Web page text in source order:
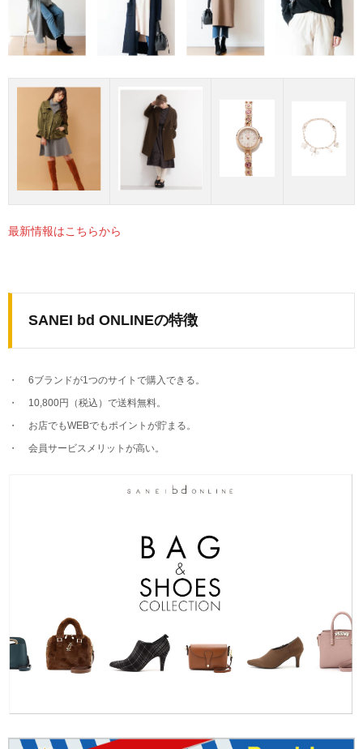
最新情報はこちらから
SANEI bd ONLINEの特徴
6ブランドが1つのサイトで購入できる。
10,800円（税込）で送料無料。
お店でもWEBでもポイントが貯まる。
会員サービスメリットが高い。